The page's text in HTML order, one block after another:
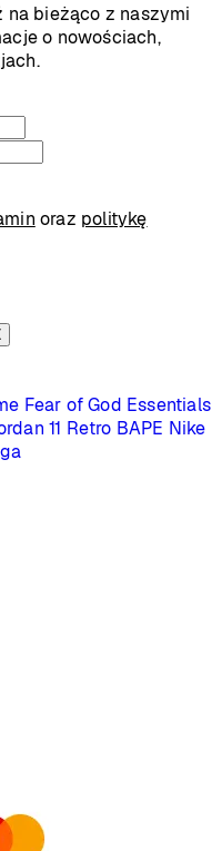
bieżąco z naszymi
o nowościach,
oraz politykę
Fear of God Essentials
11 Retro BAPE Nike